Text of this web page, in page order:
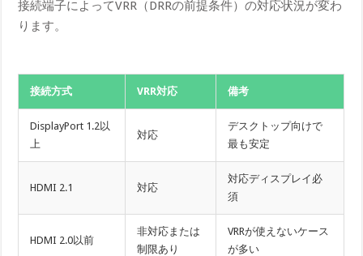
接続端子によってVRR（DRRの前提条件）の対応状況が変わ
ります。
接続方式 VRR対応 備考
DisplayPort 1.2以
上
対応
デスクトップ向けで
最も安定
HDMI 2.1 対応
対応ディスプレイ必
須
HDMI 2.0以前
非対応または
制限あり
VRRが使えないケース
が多い